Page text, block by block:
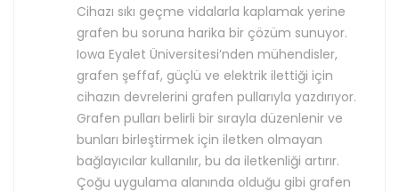
Cihazı sıkı geçme vidalarla kaplamak yerine
grafen bu soruna harika bir çözüm sunuyor.
Iowa Eyalet Üniversitesi’nden mühendisler,
grafen şeffaf, güçlü ve elektrik ilettiği için
cihazın devrelerini grafen pullarıyla yazdırıyor.
Grafen pulları belirli bir sırayla düzenlenir ve
bunları birleştirmek için iletken olmayan
bağlayıcılar kullanılır, bu da iletkenliği artırır.
Çoğu uygulama alanında olduğu gibi grafen